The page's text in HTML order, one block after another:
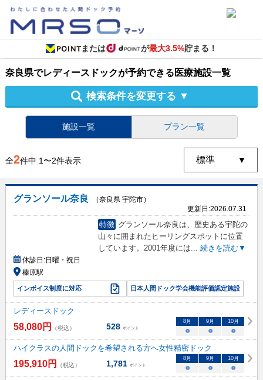
または が最大3.5%貯まる！
奈良県でレディースドックが予約できる医療施設一覧
検索条件を変更する ▼
施設一覧 プラン一覧
全2件中 1〜2件表示
グランソール奈良
（奈良県 宇陀市）
更新日:2026.07.31
特徴 グランソール奈良は、歴史ある宇陀の
山々に囲まれたヒーリングスポットに位置
しています。2001年度には... 続きを読む▼
休診日:日曜・祝日
榛原駅
インボイス制度に対応 日本人間ドック学会機能評価認定施設
レディースドック
58,080円 （税込） 528 ポイント
8月 9月 10月
○ ○ ○
ハイクラスの人間ドックを希望される方へ女性精密ドック
195,910円 （税込） 1,781 ポイント
8月 9月 10月
○ ○ ○